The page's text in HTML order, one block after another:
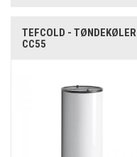
TEFCOLD - TØNDEKØLER
CC55